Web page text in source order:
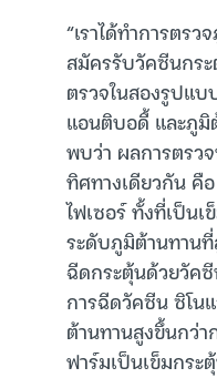
“เราได้ทำการตร
สมัครรับวัคซีนกร
ตรวจในสองรูปแ
แอนติบอดี้ และภู
พบว่า ผลการตรว
ทิศทางเดียวกัน คื
ไฟเซอร์ ทั้งที่เป็นเ
ระดับภูมิต้านทาน
ฉีดกระตุ้นด้วยวัคซี
การฉีดวัคซีน ซิโน
ต้านทานสูงขึ้นกว่า
ฟาร์มเป็นเข็มกระ